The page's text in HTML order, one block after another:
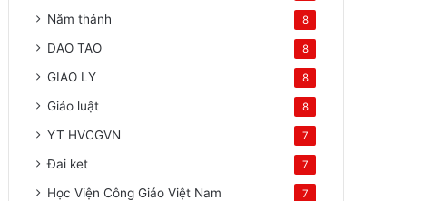
Năm thánh 8
DAO TAO 8
GIAO LY 8
Giáo luật 8
YT HVCGVN 7
Đai ket 7
Học Viện Công Giáo Việt Nam 7